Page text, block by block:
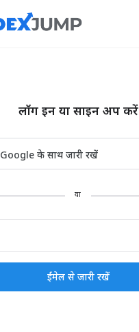
लॉग इन या साइन अप करें
Google के साथ जारी रखें
या
ईमेल से जारी रखें